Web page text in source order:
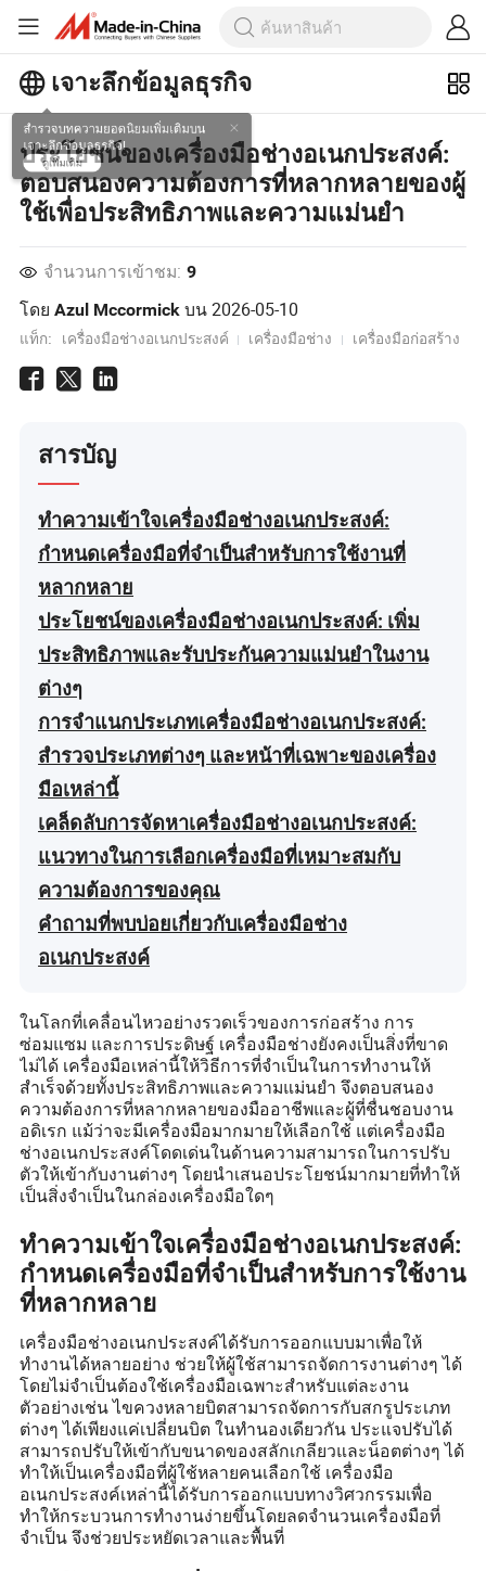
เจาะลึกข้อมูลธุรกิจ
สำรวจบทความยอดนิยมเพิ่มเติมบน
เจาะลึกข้อมูลธุรกิจ!
ดูเพิ่มเติม
ประโยชน์ของเครื่องมือช่างอเนกประสงค์:
ตอบสนองความต้องการที่หลากหลายของผู้
ใช้เพื่อประสิทธิภาพและความแม่นยำ
จำนวนการเข้าชม: 9
โดยAzul Mccormick บน2026-05-10
แท็ก: เครื่องมือช่างอเนกประสงค์ เครื่องมือช่าง เครื่องมือก่อสร้าง
สารบัญ
ทำความเข้าใจเครื่องมือช่างอเนกประสงค์:
กำหนดเครื่องมือที่จำเป็นสำหรับการใช้งานที่
หลากหลาย
ประโยชน์ของเครื่องมือช่างอเนกประสงค์: เพิ่ม
ประสิทธิภาพและรับประกันความแม่นยำในงาน
ต่างๆ
การจำแนกประเภทเครื่องมือช่างอเนกประสงค์:
สำรวจประเภทต่างๆ และหน้าที่เฉพาะของเครื่อง
มือเหล่านี้
เคล็ดลับการจัดหาเครื่องมือช่างอเนกประสงค์:
แนวทางในการเลือกเครื่องมือที่เหมาะสมกับ
ความต้องการของคุณ
คำถามที่พบบ่อยเกี่ยวกับเครื่องมือช่าง
อเนกประสงค์
ในโลกที่เคลื่อนไหวอย่างรวดเร็วของการก่อสร้าง การ
ซ่อมแซม และการประดิษฐ์ เครื่องมือช่างยังคงเป็นสิ่งที่ขาด
ไม่ได้ เครื่องมือเหล่านี้ให้วิธีการที่จำเป็นในการทำงานให้
สำเร็จด้วยทั้งประสิทธิภาพและความแม่นยำ จึงตอบสนอง
ความต้องการที่หลากหลายของมืออาชีพและผู้ที่ชื่นชอบงาน
อดิเรก แม้ว่าจะมีเครื่องมือมากมายให้เลือกใช้ แต่เครื่องมือ
ช่างอเนกประสงค์โดดเด่นในด้านความสามารถในการปรับ
ตัวให้เข้ากับงานต่างๆ โดยนำเสนอประโยชน์มากมายที่ทำให้
เป็นสิ่งจำเป็นในกล่องเครื่องมือใดๆ
ทำความเข้าใจเครื่องมือช่างอเนกประสงค์:
กำหนดเครื่องมือที่จำเป็นสำหรับการใช้งาน
ที่หลากหลาย
เครื่องมือช่างอเนกประสงค์ได้รับการออกแบบมาเพื่อให้
ทำงานได้หลายอย่าง ช่วยให้ผู้ใช้สามารถจัดการงานต่างๆ ได้
โดยไม่จำเป็นต้องใช้เครื่องมือเฉพาะสำหรับแต่ละงาน
ตัวอย่างเช่น ไขควงหลายบิตสามารถจัดการกับสกรูประเภท
ต่างๆ ได้เพียงแค่เปลี่ยนบิต ในทำนองเดียวกัน ประแจปรับได้
สามารถปรับให้เข้ากับขนาดของสลักเกลียวและน็อตต่างๆ ได้
ทำให้เป็นเครื่องมือที่ผู้ใช้หลายคนเลือกใช้ เครื่องมือ
อเนกประสงค์เหล่านี้ได้รับการออกแบบทางวิศวกรรมเพื่อ
ทำให้กระบวนการทำงานง่ายขึ้นโดยลดจำนวนเครื่องมือที่
จำเป็น จึงช่วยประหยัดเวลาและพื้นที่